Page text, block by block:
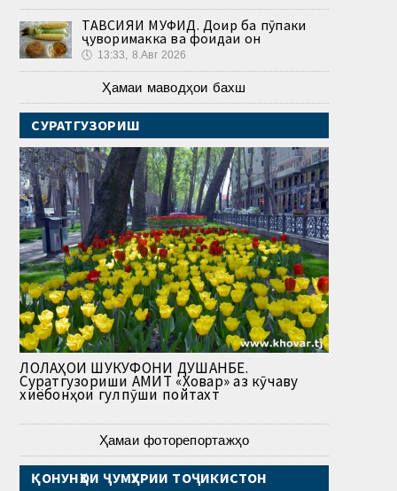
ТАВСИЯИ МУФИД. Доир ба пӯпаки
ҷуворимакка ва фоидаи он
🕔 13:33, 8.Авг 2026
Ҳамаи маводҳои бахш
СУРАТГУЗОРИШ
ЛОЛАҲОИ ШУКУФОНИ ДУШАНБЕ.
Суратгузориши АМИТ «Ховар» аз кӯчаву
хиёбонҳои гулпӯши пойтахт
Ҳамаи фоторепортажҳо
ҚОНУНҲОИ ҶУМҲУРИИ ТОҶИКИСТОН